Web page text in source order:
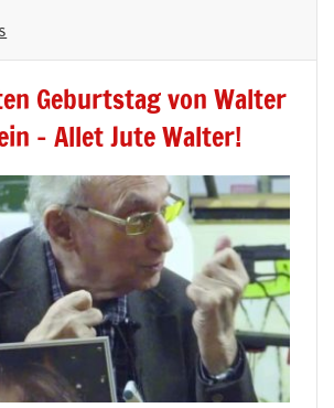
Geburtstag von Walter
– Allet Jute Walter!